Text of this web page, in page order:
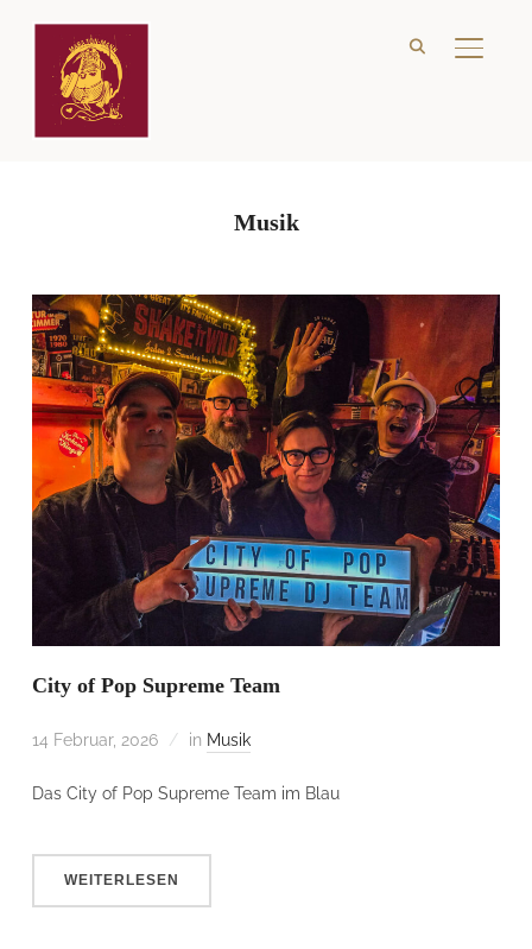
Musik
City of Pop Supreme Team
14 Februar, 2026 in Musik
Das City of Pop Supreme Team im Blau
WEITERLESEN